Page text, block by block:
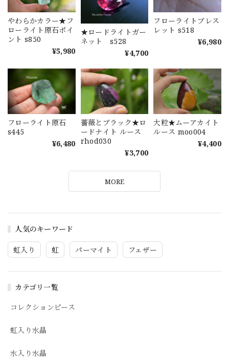
人気のキーワード
虹入り 虹 パーマイト フェザー
カテゴリ一覧
コレクションピース
虹入り水晶
水入り水晶
やわらかカラー★フ
ローライト原石ポイ
ント s850
¥5,980
★ロードライトガー
ネット s528
¥4,700
フローライトブレス
レット s518
¥6,980
フローライト原石
s445
¥6,480
薔薇とブラック★ロ
ードナイト ルース
rhod030
¥3,700
大粒★ムーアカイト
ルース moo004
¥4,400
MORE